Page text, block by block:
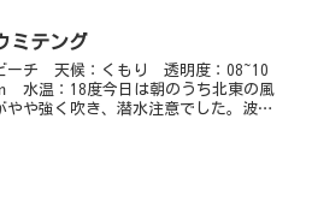
は、またヘコアユが戻ってきたそうで
ミテング
ーチ 天候：くもり 透明度：08~10
水温：18度今日は朝のうち北東の風
やや強く吹き、潜水注意でした。波の